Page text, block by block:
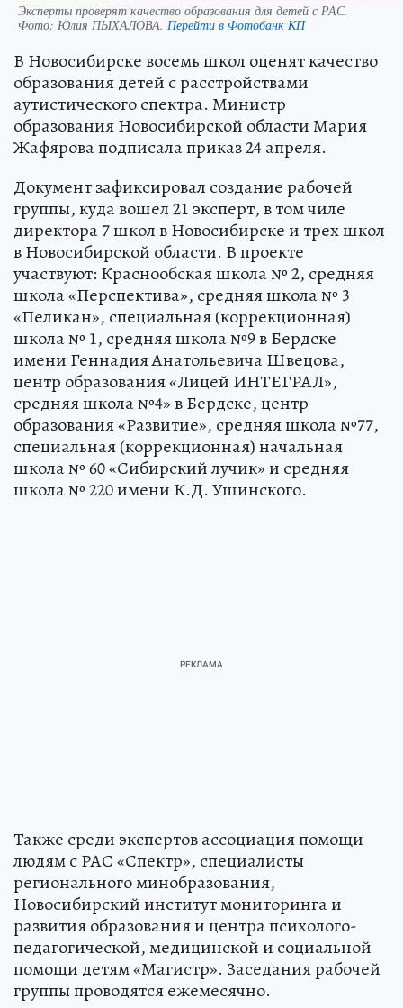
Эксперты проверят качество образования для детей с РАС.
Фото: Юлия ПЫХАЛОВА. Перейти в Фотобанк КП
В Новосибирске восемь школ оценят качество
образования детей с расстройствами
аутистического спектра. Министр
образования Новосибирской области Мария
Жафярова подписала приказ 24 апреля.
Документ зафиксировал создание рабочей
группы, куда вошел 21 эксперт, в том чиле
директора 7 школ в Новосибирске и трех школ
в Новосибирской области. В проекте
участвуют: Краснообская школа № 2, cредняя
школа «Перспектива», cредняя школа № 3
«Пеликан», cпециальная (коррекционная)
школа № 1, cредняя школа №9 в Бердске
имени Геннадия Анатольевича Швецова,
центр образования «Лицей ИНТЕГРАЛ»,
средняя школа №4» в Бердске, центр
образования «Развитие», cредняя школа №77,
cпециальная (коррекционная) начальная
школа № 60 «Сибирский лучик» и средняя
школа № 220 имени К.Д. Ушинского.
Также среди экспертов ассоциация помощи
людям с РАС «Спектр», специалисты
регионального минобразования,
Новосибирский институт мониторинга и
развития образования и центра психолого-
педагогической, медицинской и социальной
помощи детям «Магистр». Заседания рабочей
группы проводятся ежемесячно.